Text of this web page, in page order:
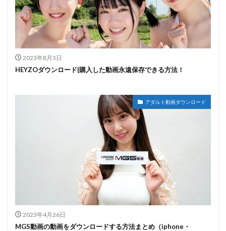
2023年8月3日
HEYZOダウンロード|購入した動画永遠保存できる方法！
アダルト動画ダウンロード
2023年4月26日
MGS動画の動画をダウンロードする方法まとめ（iphone・